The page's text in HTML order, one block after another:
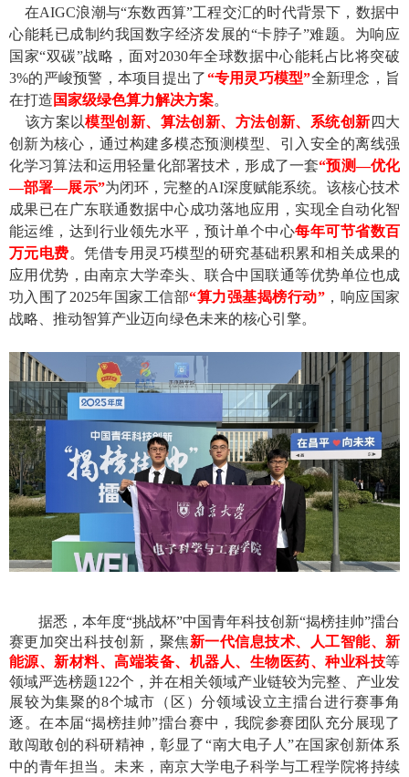
在AIGC浪潮与“东数西算”工程交汇的时代背景下，数据中
心能耗已成制约我国数字经济发展的“卡脖子”难题。为响应
国家“双碳”战略， 面对2030年全球数据中心能耗占比将突破
3%的严峻预警，本项目提出了“专用灵巧模型”全新理念，旨
在打造 国家级绿色算力解决方案。
该方案以模型创新、算法创新、方法创新、系统创新 四大
创新为核心，通过构建多模态预测模型、引入安全的离线强
化学习算法和运用轻量化部署技术，形成了一套“预测—优化
—部署—展示”为闭环，完整的AI深度赋能系统。该核心技术
成果已在广东联通数据中心成功落地应用，实现全自动化智
能运维，达到行业领先水平，预计单个中心每年可节省数百
万元电费。凭借专用灵巧模型的研究基础积累和相关成果的
应用优势，由南京大学牵头、联合中国联通等优势单位也成
功入围了2025年 国家工信部“算力强基揭榜行动”， 响应国家
战略、推动智算产业迈向绿色未来的核心引擎。
据悉，本年度“挑战杯”中国青年科技创新“揭榜挂帅”擂台
赛更加突出科技创新，聚焦新一代信息技术、人工智能、新
能源、新材料、高端装备、机器人、生物医药、种业科技等
领域严选榜题122个，并在相关领域产业链较为完整、产业发
展较为集聚的8个城市（区）分领域设立主擂台进行赛事角
逐。在本届“揭榜挂帅”擂台赛中，我院参赛团队充分展现了
敢闯敢创的科研精神，彰显了“南大电子人”在国家创新体系
中的青年担当。未来，南京大学电子科学与工程学院将持续